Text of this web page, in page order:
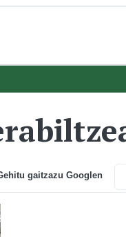
gaitzazu Googlen